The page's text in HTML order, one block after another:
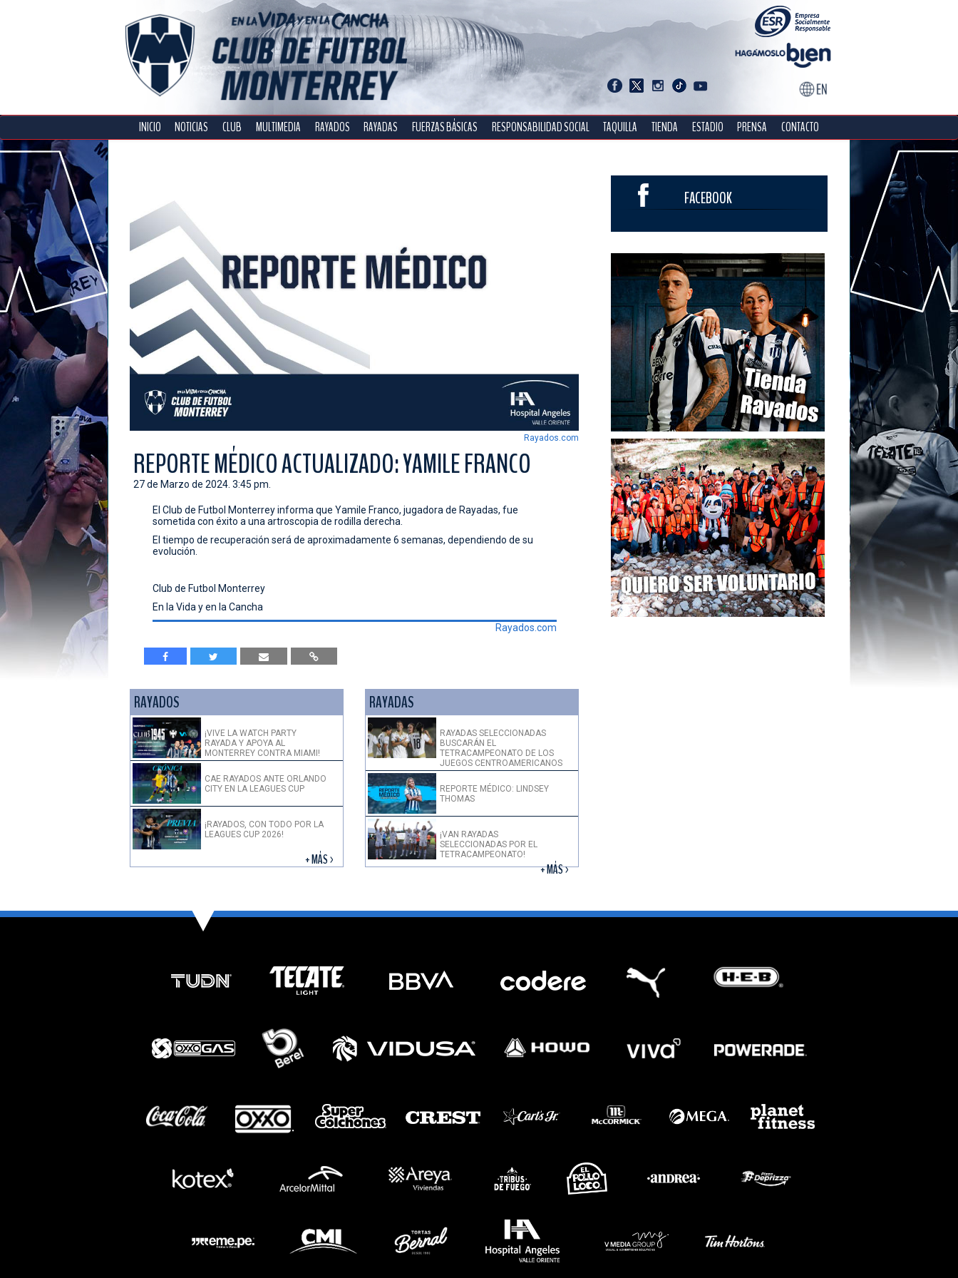
INICIO NOTICIAS CLUB MULTIMEDIA RAYADOS RAYADAS FUERZAS BÁSICAS RESPONSABILIDAD SOCIAL TAQUILLA TIENDA ESTADIO PRENSA CONTACTO
Rayados.com
REPORTE MÉDICO ACTUALIZADO: YAMILE FRANCO
27 de Marzo de 2024. 3:45 pm.
El Club de Futbol Monterrey informa que Yamile Franco, jugadora de Rayadas, fue
sometida con éxito a una artroscopia de rodilla derecha.
El tiempo de recuperación será de aproximadamente 6 semanas, dependiendo de su
evolución.
Club de Futbol Monterrey
En la Vida y en la Cancha
Rayados.com
RAYADOS
¡VIVE LA WATCH PARTY
RAYADA Y APOYA AL
MONTERREY CONTRA MIAMI!
CAE RAYADOS ANTE ORLANDO
CITY EN LA LEAGUES CUP
¡RAYADOS, CON TODO POR LA
LEAGUES CUP 2026!
+ MÁS >
RAYADAS
RAYADAS SELECCIONADAS
BUSCARÁN EL
TETRACAMPEONATO DE LOS
JUEGOS CENTROAMERICANOS
REPORTE MÉDICO: LINDSEY
THOMAS
¡VAN RAYADAS
SELECCIONADAS POR EL
TETRACAMPEONATO!
+ MÁS >
FACEBOOK